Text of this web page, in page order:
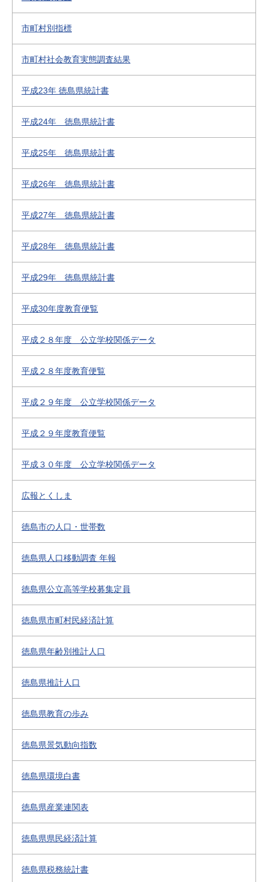
市町村別指標
市町村社会教育実態調査結果
平成23年 徳島県統計書
平成24年 徳島県統計書
平成25年 徳島県統計書
平成26年 徳島県統計書
平成27年 徳島県統計書
平成28年 徳島県統計書
平成29年 徳島県統計書
平成30年度教育便覧
平成２８年度 公立学校関係データ
平成２８年度教育便覧
平成２９年度 公立学校関係データ
平成２９年度教育便覧
平成３０年度 公立学校関係データ
広報とくしま
徳島市の人口・世帯数
徳島県人口移動調査 年報
徳島県公立高等学校募集定員
徳島県市町村民経済計算
徳島県年齢別推計人口
徳島県推計人口
徳島県教育の歩み
徳島県景気動向指数
徳島県環境白書
徳島県産業連関表
徳島県県民経済計算
徳島県税務統計書